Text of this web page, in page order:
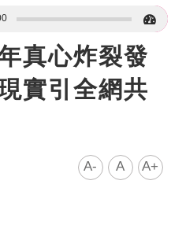
真心炸裂發
實引全網共
A- A A+